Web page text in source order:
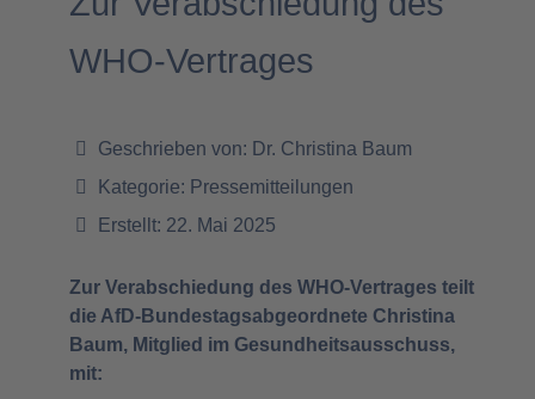
WHO-Vertrages
Geschrieben von: Dr. Christina Baum
Kategorie: Pressemitteilungen
Erstellt: 22. Mai 2025
Zur Verabschiedung des WHO-Vertrages teilt
die AfD-Bundestagsabgeordnete Christina
Baum, Mitglied im Gesundheitsausschuss,
mit: